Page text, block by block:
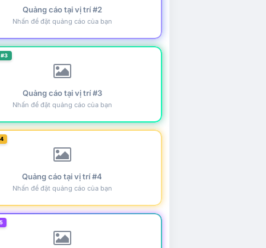
Quảng cáo tại vị trí #2
Nhấn để đặt quảng cáo của bạn
Quảng cáo tại vị trí #3
Nhấn để đặt quảng cáo của bạn
Quảng cáo tại vị trí #4
Nhấn để đặt quảng cáo của bạn